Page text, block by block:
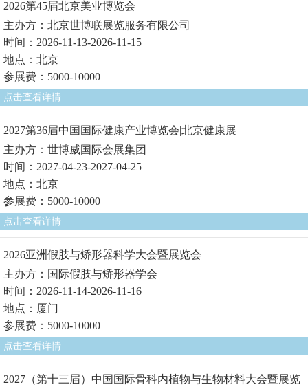
2026第45届北京美业博览会
主办方：北京世博联展览服务有限公司
时间：2026-11-13-2026-11-15
地点：北京
参展费：5000-10000
点击查看详情
2027第36届中国国际健康产业博览会|北京健康展
主办方：世博威国际会展集团
时间：2027-04-23-2027-04-25
地点：北京
参展费：5000-10000
点击查看详情
2026亚洲假肢与矫形器科学大会暨展览会
主办方：国际假肢与矫形器学会
时间：2026-11-14-2026-11-16
地点：厦门
参展费：5000-10000
点击查看详情
2027（第十三届）中国国际骨科内植物与生物材料大会暨展览